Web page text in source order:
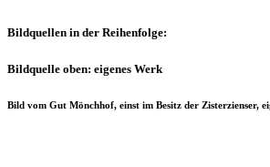
Bildquellen in der Reihenfolge:
Bildquelle oben: eigenes Werk
Bild vom Gut Mönchhof, einst im Besitz der Zisterzienser,